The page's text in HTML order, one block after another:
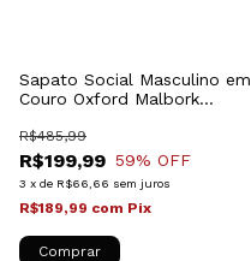
Sapato Social Masculino em
Couro Oxford Malbork
R$199,99
R$485,99
59% OFF
3 x de R$66,66 sem juros
R$189,99 com Pix
Comprar